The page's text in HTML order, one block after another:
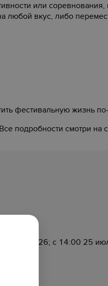
или
любой вкус, либо
фестивальную жизнь
подробности смотри на
июля 2026; с 14:00 25